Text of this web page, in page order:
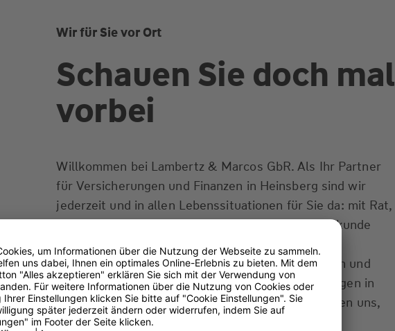
Wir für Sie vor Ort
Schauen Sie doch mal
vorbei
Willkommen bei Lambertz & Marcos GbR. Als Ihr Partner
für Versicherungen und Finanzen in Heinsberg sind wir
jederzeit und in allen Lebenssituationen für Sie da: mit Rat,
Tat und individueller Beratung. Egal, ob Sie Privatkunde
oder Unternehmer sind - wir finden die passenden
Lösungen für Ihre Ansprüche. Kompetent, erfahren und
partnerschaftlich. Gerne beantworten wir Ihre Fragen in
einem Beratungstermin oder telefonisch. Wir freuen uns,
von Ihnen zu hören.